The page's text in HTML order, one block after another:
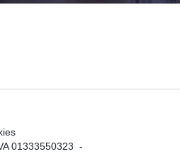
01333550323 -